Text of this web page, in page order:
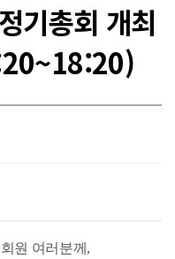
기총회 개최
원 여러분께 ,